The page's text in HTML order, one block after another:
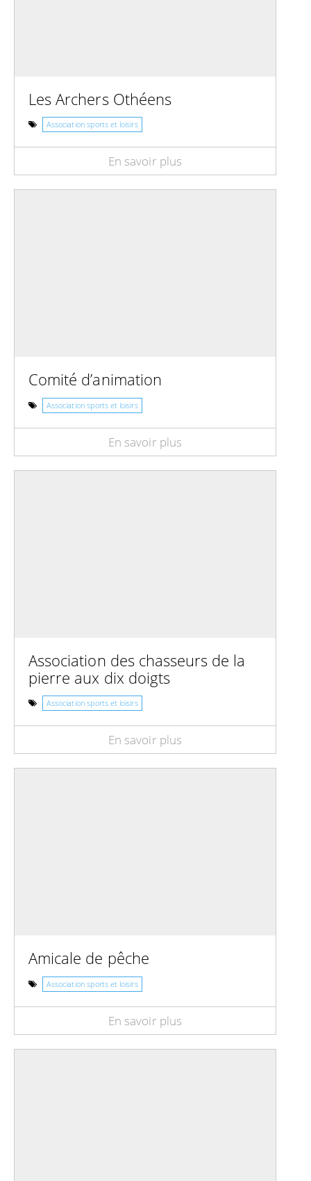
Les Archers Othéens
Association sports et loisirs
En savoir plus
Comité d’animation
Association sports et loisirs
En savoir plus
Association des chasseurs de la
pierre aux dix doigts
Association sports et loisirs
En savoir plus
Amicale de pêche
Association sports et loisirs
En savoir plus